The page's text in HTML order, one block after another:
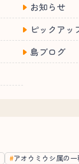
お知らせ
ピックアッ
島ブログ
アオウミウシ属の一